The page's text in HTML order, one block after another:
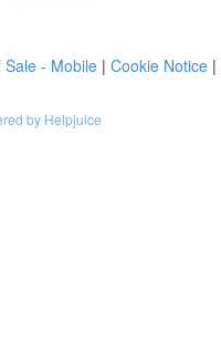
Sale - Mobile| Cookie Notice|
by Helpjuice